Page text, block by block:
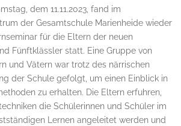
dem 11.11.2023, fand im
der Gesamtschule Marienheide wieder
für die Eltern der neuen
Fünftklässler statt. Eine Gruppe von
und Vätern war trotz des närrischen
der Schule gefolgt, um einen Einblick in
zu erhalten. Die Eltern erfuhren,
die Schülerinnen und Schüler im
Lernen angeleitet werden und